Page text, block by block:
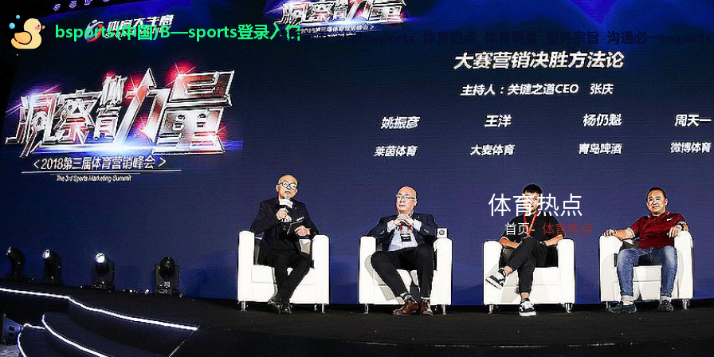
集团首页 认识bsports 体育热点 服务宗旨 沟通必一bsports
体育热点
首页- 体育热点